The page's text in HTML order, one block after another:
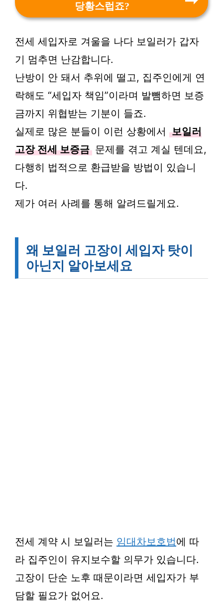
당황스럽죠?
전세 세입자로 겨울을 나다 보일러가 갑자
기 멈추면 난감합니다.
난방이 안 돼서 추위에 떨고, 집주인에게 연
락해도 “세입자 책임”이라며 발뺌하면 보증
금까지 위협받는 기분이 들죠.
실제로 많은 분들이 이런 상황에서 보일러
고장 전세 보증금 문제를 겪고 계실 텐데요,
다행히 법적으로 환급받을 방법이 있습니
다.
제가 여러 사례를 통해 알려드릴게요.
왜 보일러 고장이 세입자 탓이
아닌지 알아보세요
전세 계약 시 보일러는 임대차보호법에 따
라 집주인이 유지보수할 의무가 있습니다.
고장이 단순 노후 때문이라면 세입자가 부
담할 필요가 없어요.